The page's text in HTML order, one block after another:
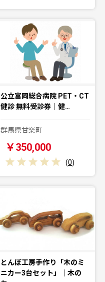
公立富岡総合病院 PET・CT
健診 無料受診券｜健…
群馬県甘楽町
￥350,000
(0)
とんぼ工房手作り「木のミ
ニカー3台セット」｜木の